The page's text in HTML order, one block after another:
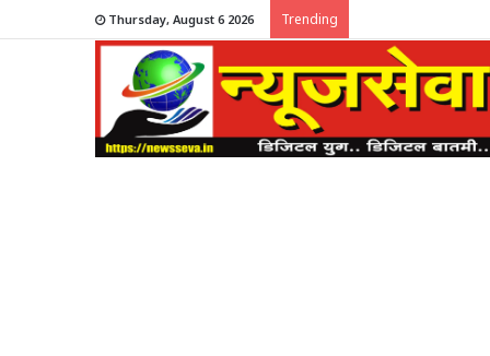
Thursday, August 6 2026 Trending